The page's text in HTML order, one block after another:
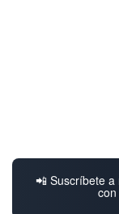
📲 Suscríbete